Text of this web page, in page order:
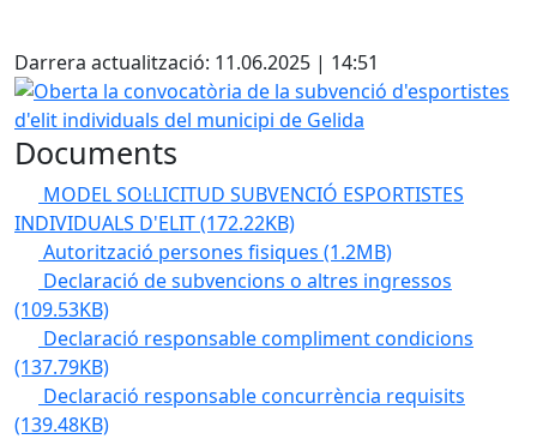
Darrera actualització: 11.06.2025 | 14:51
Oberta la convocatòria de la subvenció d'esportistes
Documents
MODEL SOL·LICITUD SUBVENCIÓ ESPORTISTES
INDIVIDUALS D'ELIT(172.22KB)
Autorització persones fisiques (1.2MB)
Declaració de subvencions o altres ingressos
(109.53KB)
Declaració responsable compliment condicions
(137.79KB)
Declaració responsable concurrència requisits
(139.48KB)